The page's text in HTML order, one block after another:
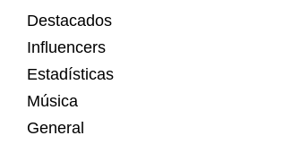
Destacados
Influencers
Estadísticas
Música
General